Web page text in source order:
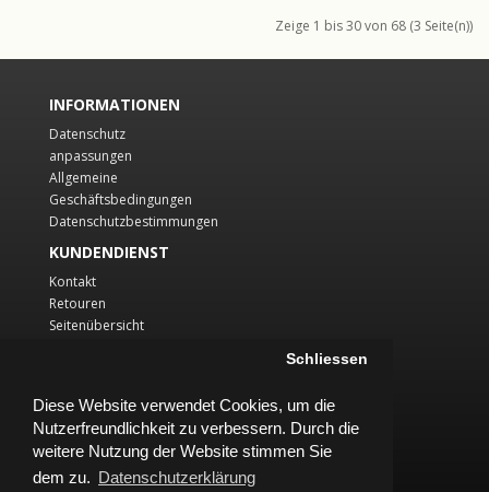
Diese Website verwendet Cookies, um die
Nutzerfreundlichkeit zu verbessern. Durch die
weitere Nutzung der Website stimmen Sie
dem zu. Datenschutzerklärung
Schliessen
Zeige 1 bis 30 von 68 (3 Seite(n))
INFORMATIONEN
Datenschutz
anpassungen
Allgemeine
Geschäftsbedingungen
Datenschutzbestimmungen
KUNDENDIENST
Kontakt
Retouren
Seitenübersicht
Auftragsverlauf
Wunschliste
Newsletter